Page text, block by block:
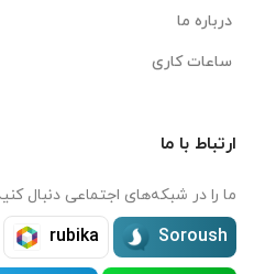
درباره ما
ساعات کاری
ارتباط با ما
ما را در شبکه‌های اجتماعی دنبال
Soroush
rubika